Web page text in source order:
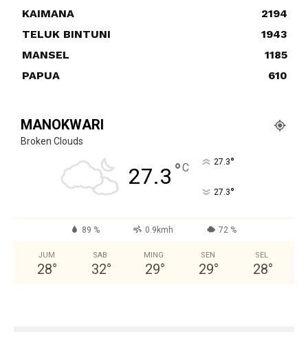
KAIMANA
2194
TELUK BINTUNI
1943
MANSEL
1185
PAPUA
610
MANOKWARI
Broken Clouds
27.3 °C 27.3°
27.3°
89 % 0.9kmh 72 %
JUM
28°
SAB
32°
MING
29°
SEN
29°
SEL
28°